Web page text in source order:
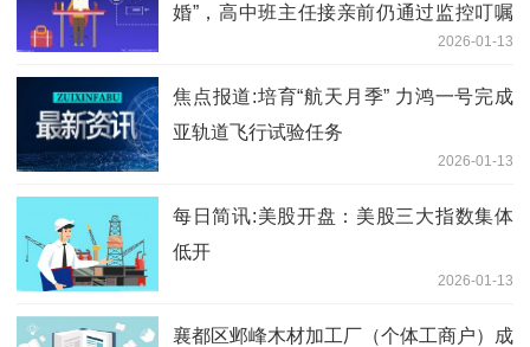
婚”，高中班主任接亲前仍通过监控叮嘱
学生，网友：爱操心的班主任抽空结了个
婚
2026-01-13
焦点报道:培育“航天月季” 力鸿一号完成
亚轨道飞行试验任务
2026-01-13
每日简讯:美股开盘：美股三大指数集体
低开
2026-01-13
襄都区邺峰木材加工厂（个体工商户）成